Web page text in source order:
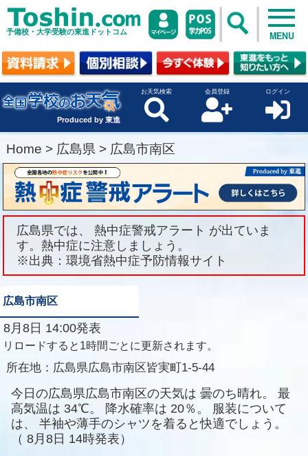
予備校・大学受験の東進ドットコム MENU
Produced by 東進
お天気検索 会員登録 ログイン
Home > 広島県 > 広島市南区
広島県では、 熱中症警戒アラート が出ていま
す。熱中症に注意しましょう。
※出典：環境省熱中症予防情報サイト
広島市南区
8月8日 14:00発表
リロードすると1時間ごとに更新されます。
所在地： 広島県広島市南区皆実町1-5-44
今日の広島県広島市南区の天気は 曇のち晴れ。
最
高気温は 34℃。 降水確率は 20％。
服装について
は、
半袖や薄手のシャツを着ると快適でしょう。
（ 8月8日 14時発表）